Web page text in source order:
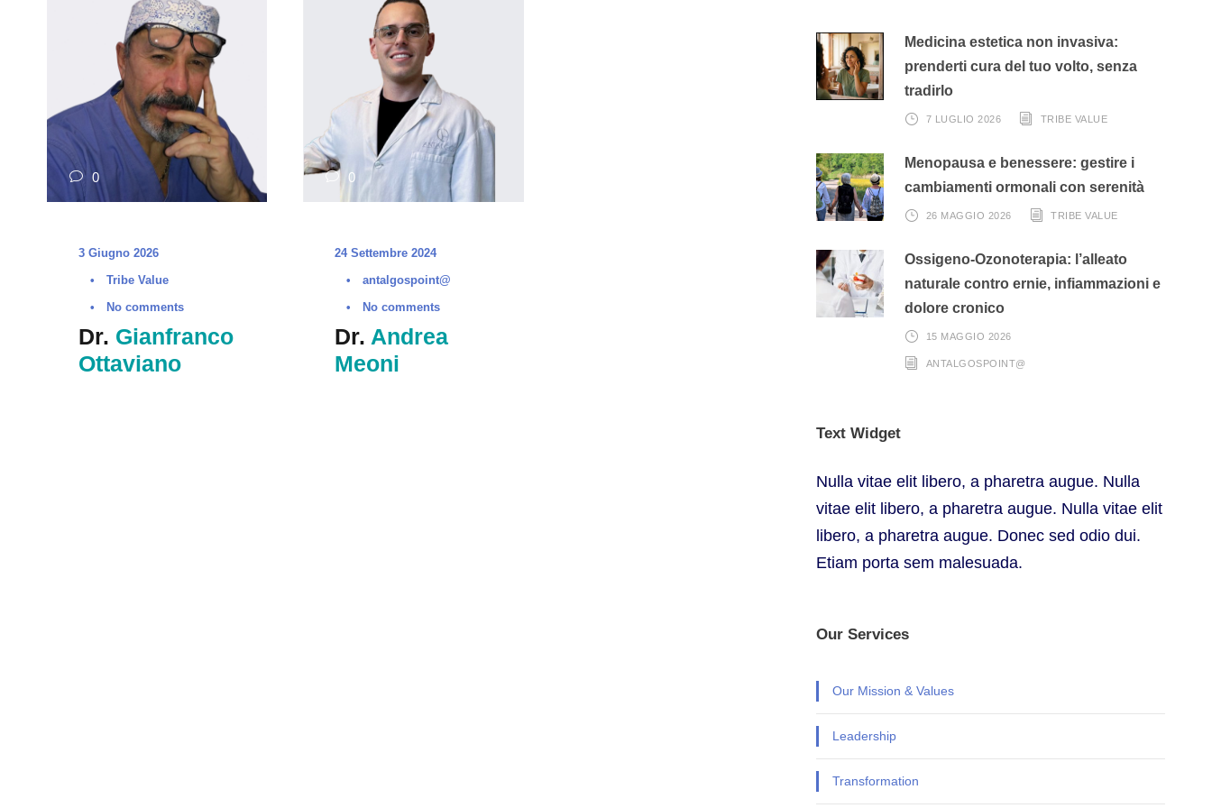
0
3 Giugno 2026
•
Tribe Value
•
No comments
Dr. Gianfranco
Ottaviano
0
24 Settembre 2024
•
antalgospoint@
•
No comments
Dr. Andrea
Meoni
Medicina estetica non invasiva:
prenderti cura del tuo volto, senza
tradirlo
7 LUGLIO 2026 TRIBE VALUE
Menopausa e benessere: gestire i
cambiamenti ormonali con serenità
26 MAGGIO 2026 TRIBE VALUE
Ossigeno-Ozonoterapia: l’alleato
naturale contro ernie, infiammazioni e
dolore cronico
15 MAGGIO 2026
ANTALGOSPOINT@
Text Widget
Nulla vitae elit libero, a pharetra augue. Nulla
vitae elit libero, a pharetra augue. Nulla vitae elit
libero, a pharetra augue. Donec sed odio dui.
Etiam porta sem malesuada.
Our Services
Our Mission & Values
Leadership
Transformation